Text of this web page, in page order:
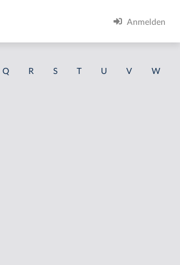
Anmelden
Q R S T U V W